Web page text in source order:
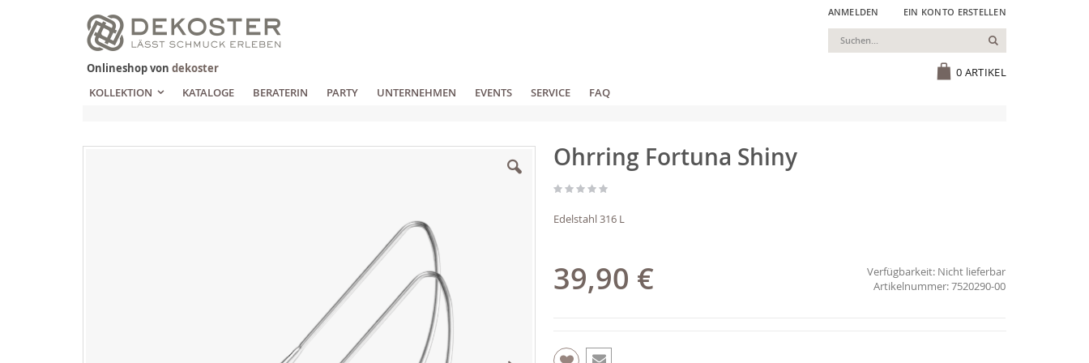
Zum
Inhalt
springen
ANMELDEN EIN KONTO ERSTELLEN
0 ARTIKEL
Suchen
Onlineshop von dekoster
KOLLEKTION
KATALOGE BERATERIN PARTY UNTERNEHMEN EVENTS SERVICE FAQ
Ohrring Fortuna Shiny
Edelstahl 316 L
39,90 € Verfügbarkeit: Nicht lieferbar
7520290-00